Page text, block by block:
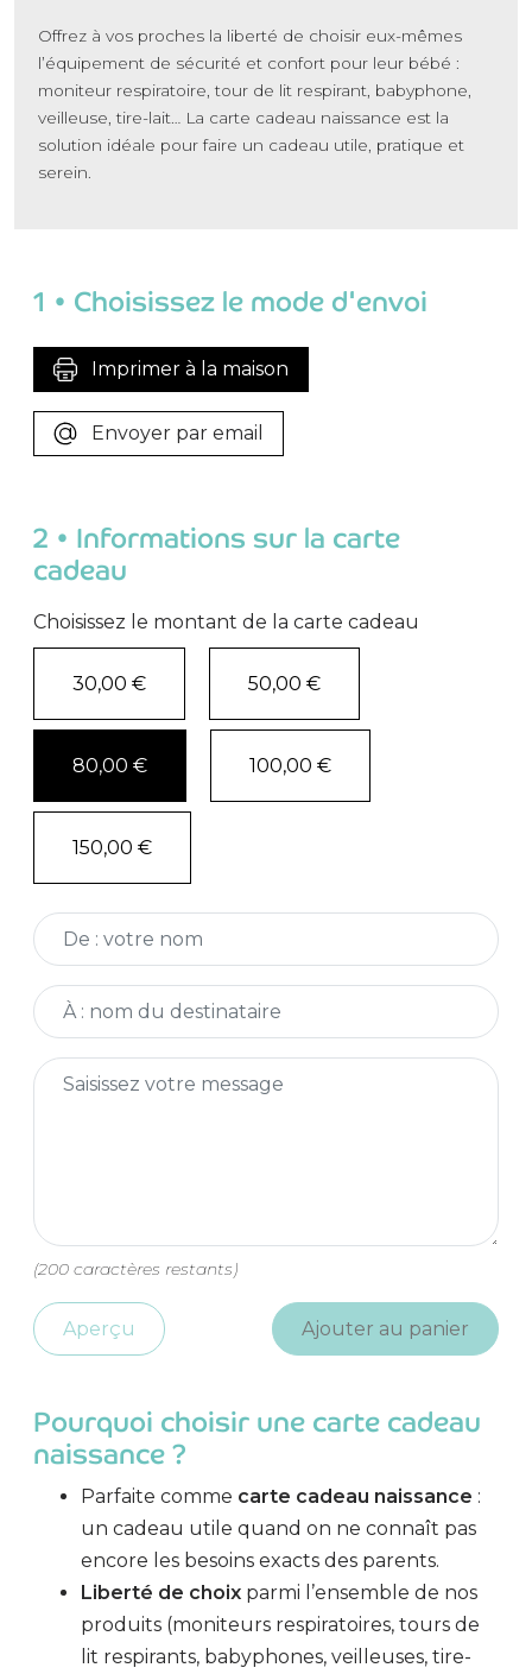
Offrez à vos proches la liberté de choisir eux-mêmes
l’équipement de sécurité et confort pour leur bébé :
moniteur respiratoire, tour de lit respirant, babyphone,
veilleuse, tire-lait… La carte cadeau naissance est la
solution idéale pour faire un cadeau utile, pratique et
serein.
1 • Choisissez le mode d'envoi
Imprimer à la maison
Envoyer par email
2 • Informations sur la carte
cadeau
Choisissez le montant de la carte cadeau
30,00 € 50,00 €
80,00 € 100,00 €
150,00 €
(200 caractères restants)
Aperçu Ajouter au panier
Pourquoi choisir une carte cadeau
naissance ?
Parfaite comme carte cadeau naissance :
un cadeau utile quand on ne connaît pas
encore les besoins exacts des parents.
Liberté de choix parmi l’ensemble de nos
produits (moniteurs respiratoires, tours de
lit respirants, babyphones, veilleuses, tire-